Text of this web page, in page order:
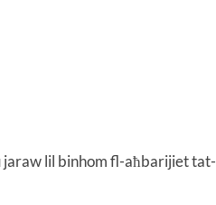
lil binhom fl-aħbarijiet tat-